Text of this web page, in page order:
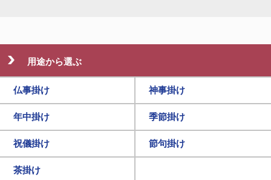
用途から選ぶ
仏事掛け 神事掛け
年中掛け 季節掛け
祝儀掛け 節句掛け
茶掛け